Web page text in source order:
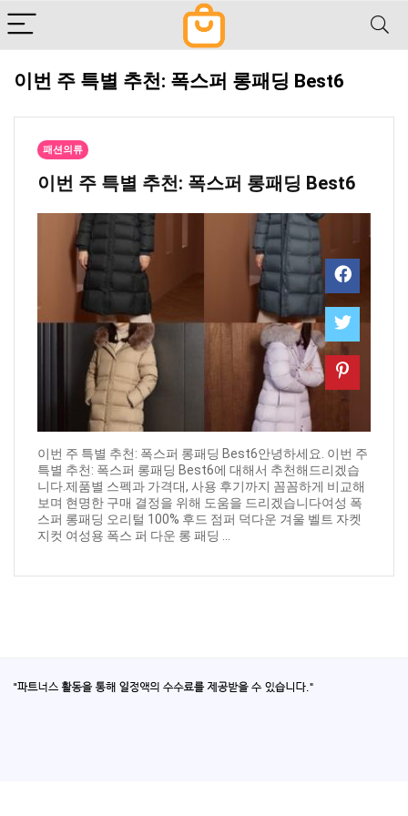
이번 주 특별 추천: 폭스퍼 롱패딩 Best6
패션의류
이번 주 특별 추천: 폭스퍼 롱패딩 Best6
이번 주 특별 추천: 폭스퍼 롱패딩 Best6안녕하세요. 이번 주
특별 추천: 폭스퍼 롱패딩 Best6에 대해서 추천해드리겠습
니다.제품별 스펙과 가격대, 사용 후기까지 꼼꼼하게 비교해
보며 현명한 구매 결정을 위해 도움을 드리겠습니다여성 폭
스퍼 롱패딩 오리털 100% 후드 점퍼 덕다운 겨울 벨트 자켓
지컷 여성용 폭스 퍼 다운 롱 패딩 ...